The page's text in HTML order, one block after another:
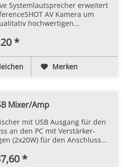
Systemlautsprecher erweitert
AV Kamera um
hochwertigen...
*
Merken
Mixer/Amp
mit USB Ausgang für den
an den PC mit Verstärker-
(2x20W) für den Anschluss...
*